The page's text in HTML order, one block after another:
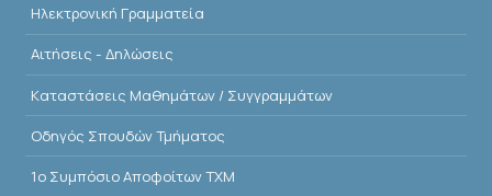
Ηλεκτρονική Γραμματεία
Αιτήσεις - Δηλώσεις
Kαταστάσεις Μαθημάτων / Συγγραμμάτων
Οδηγός Σπουδών Τμήματος
1o Συμπόσιο Αποφοίτων ΤΧΜ